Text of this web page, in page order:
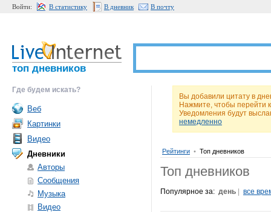
Войти: В статистику В дневник В почту
топ дневников
Вы добавили цитату в
Нажмите, чтобы перейти
Уведомления будут
немедленно
Рейтинги • Топ дневников
Топ дневников
Популярное за: день все
Где будем искать?
Веб
Картинки
Видео
Дневники
Авторы
Сообщения
Музыка
Видео